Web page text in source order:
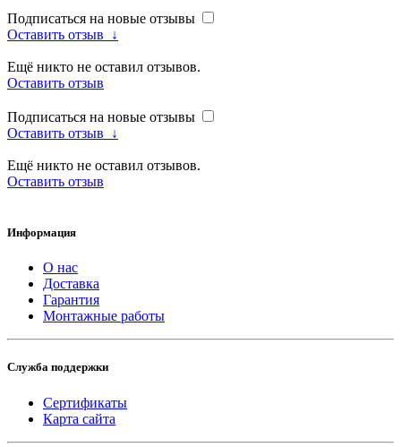
Подписаться на новые отзывы
Оставить отзыв
↓
Ещё никто не оставил отзывов.
Оставить отзыв
Подписаться на новые отзывы
Оставить отзыв
↓
Ещё никто не оставил отзывов.
Оставить отзыв
Информация
О нас
Доставка
Гарантия
Монтажные работы
Служба поддержки
Сертификаты
Карта сайта